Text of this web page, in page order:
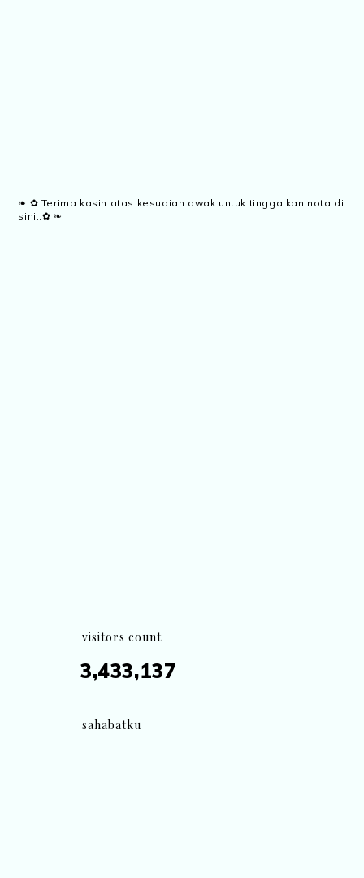
❧ ✿ Terima kasih atas kesudian awak untuk tinggalkan nota di
sini..✿ ❧
visitors count
3,433,137
sahabatku